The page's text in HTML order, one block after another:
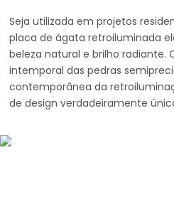
Seja utilizada em projetos
placa de ágata retroiluminada
beleza natural e brilho radiante.
intemporal das pedras
contemporânea da
de design verdadeiramente